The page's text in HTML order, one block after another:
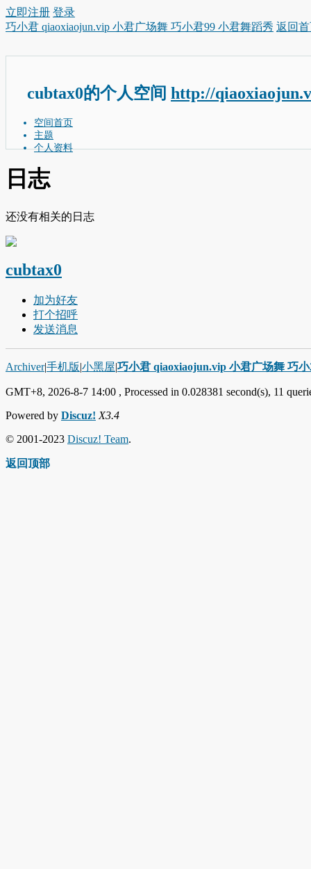
立即注册 登录
巧小君 qiaoxiaojun.vip 小君广场舞 巧小君99 小君舞蹈秀 返回
cubtax0的个人空间 http://
空间首页
主题
个人资料
日志
还没有相关的日志
cubtax0
加为好友
打个招呼
发送消息
Archiver|手机版|小黑屋|巧小君 qiaoxiaojun.vip 小君广场舞 巧
GMT+8, 2026-8-7 14:00 , Processed in 0.028381 second(s), 11
Powered by Discuz! X3.4
© 2001-2023 Discuz! Team.
返回顶部